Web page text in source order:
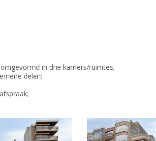
in drie kamers/ruimtes;
delen;